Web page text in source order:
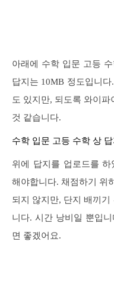
아래에 수학 입문 고등
답지는 10MB 정도입니
도 있지만, 되도록 와이
것 같습니다.
수학 입문 고등 수학 상 답
위에 답지를 업로드를 하
해야합니다. 채점하기 위
되지 않지만, 단지 배끼
니다. 시간 낭비일 뿐입
면 좋겠어요.